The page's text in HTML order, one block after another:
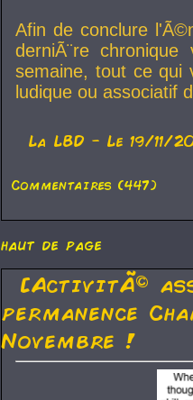
Afin de conclure
derniÃ¨re
semaine, tout ce qui
ludique ou associatif
La LBD - Le 19/11/
Commentaires (447)
haut de page
[ActivitÃ©
permanence
Novembre !